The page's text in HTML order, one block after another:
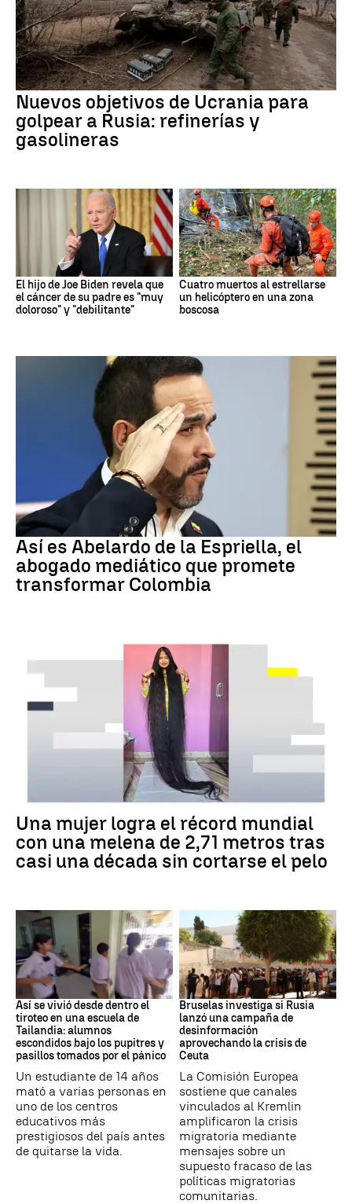
Nuevos objetivos de Ucrania para
golpear a Rusia: refinerías y
gasolineras
El hijo de Joe Biden revela que
el cáncer de su padre es "muy
doloroso" y "debilitante"
Cuatro muertos al estrellarse
un helicóptero en una zona
boscosa
Colombia
Así es Abelardo de la Espriella, el
abogado mediático que promete
transformar Colombia
RÉCORD GUINNESS
Una mujer logra el récord mundial
con una melena de 2,71 metros tras
casi una década sin cortarse el pelo
Tiroteo
Así se vivió desde dentro el
tiroteo en una escuela de
Tailandia: alumnos
escondidos bajo los pupitres y
pasillos tomados por el pánico
Un estudiante de 14 años
mató a varias personas en
uno de los centros
educativos más
prestigiosos del país antes
de quitarse la vida.
Desinformación rusa
Bruselas investiga si Rusia
lanzó una campaña de
desinformación
aprovechando la crisis de
Ceuta
La Comisión Europea
sostiene que canales
vinculados al Kremlin
amplificaron la crisis
migratoria mediante
mensajes sobre un
supuesto fracaso de las
políticas migratorias
comunitarias.